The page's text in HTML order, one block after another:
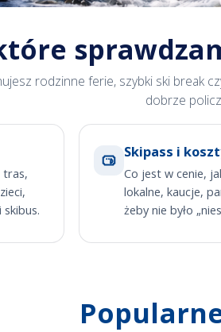
rodzinne ferie, szybki ski break
dobrze
tras,
Skipass i
Co jest w cenie,
lokalne, kaucje,
żeby nie było